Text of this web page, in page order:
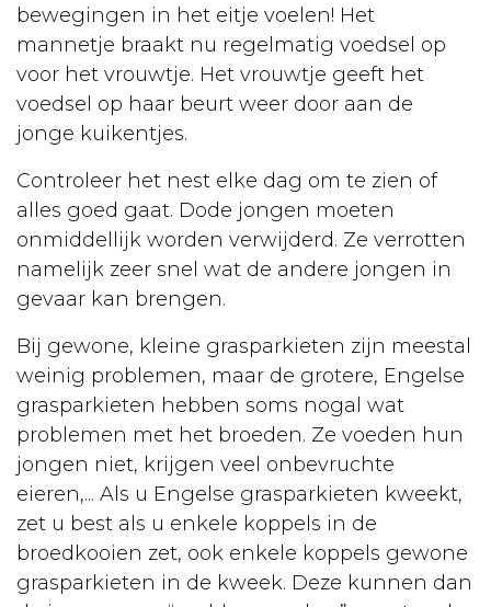
bewegingen in het eitje voelen! Het
mannetje braakt nu regelmatig voedsel op
voor het vrouwtje. Het vrouwtje geeft het
voedsel op haar beurt weer door aan de
jonge kuikentjes.
Controleer het nest elke dag om te zien of
alles goed gaat. Dode jongen moeten
onmiddellijk worden verwijderd. Ze verrotten
namelijk zeer snel wat de andere jongen in
gevaar kan brengen.
Bij gewone, kleine grasparkieten zijn meestal
weinig problemen, maar de grotere, Engelse
grasparkieten hebben soms nogal wat
problemen met het broeden. Ze voeden hun
jongen niet, krijgen veel onbevruchte
eieren,... Als u Engelse grasparkieten kweekt,
zet u best als u enkele koppels in de
broedkooien zet, ook enkele koppels gewone
grasparkieten in de kweek. Deze kunnen dan